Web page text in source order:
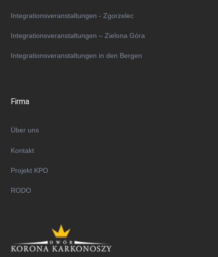
Integrationsveranstaltungen - Zgorzelec
Integrationsveranstaltungen – Zielona Góra
Integrationsveranstaltungen in den Bergen
Firma
Über uns
Kontakt
Projekt KPO
RODO